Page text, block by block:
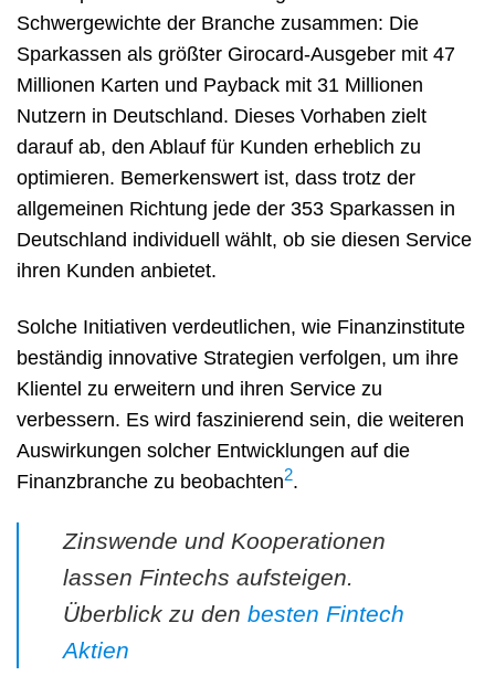
Schwergewichte der Branche zusammen: Die
Sparkassen als größter Girocard-Ausgeber mit 47
Millionen Karten und Payback mit 31 Millionen
Nutzern in Deutschland. Dieses Vorhaben zielt
darauf ab, den Ablauf für Kunden erheblich zu
optimieren. Bemerkenswert ist, dass trotz der
allgemeinen Richtung jede der 353 Sparkassen in
Deutschland individuell wählt, ob sie diesen Service
ihren Kunden anbietet.
Solche Initiativen verdeutlichen, wie Finanzinstitute
beständig innovative Strategien verfolgen, um ihre
Klientel zu erweitern und ihren Service zu
verbessern. Es wird faszinierend sein, die weiteren
Auswirkungen solcher Entwicklungen auf die
Finanzbranche zu beobachten2.
Zinswende und Kooperationen
lassen Fintechs aufsteigen.
Überblick zu den besten Fintech
Aktien